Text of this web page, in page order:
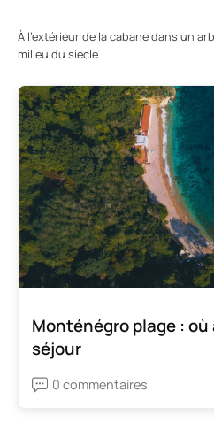
À l’extérieur de la cabane dans un
milieu du siècle
Monténégro plage :
séjour
0 commentaires